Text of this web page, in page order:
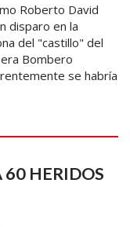
Roberto David
disparo en la
del "castillo" del
Bombero
se habría
60 HERIDOS